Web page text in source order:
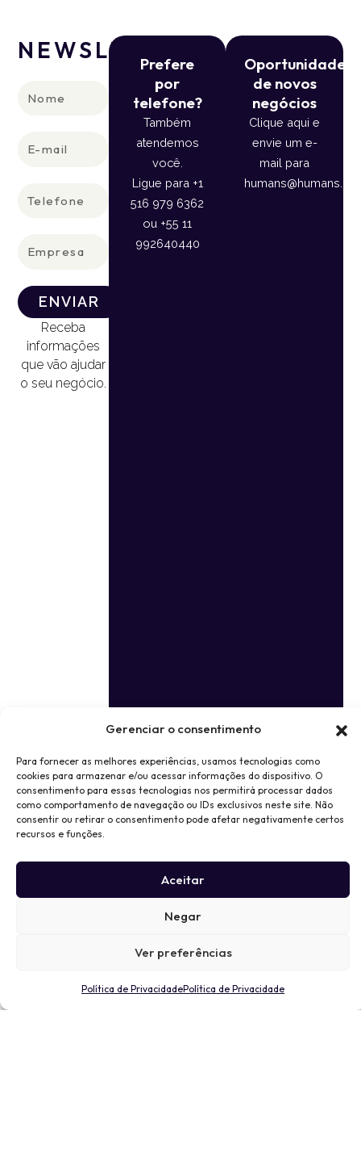
Gerenciar o consentimento
Para fornecer as melhores experiências, usamos tecnologias como
cookies para armazenar e/ou acessar informações do dispositivo. O
consentimento para essas tecnologias nos permitirá processar dados
como comportamento de navegação ou IDs exclusivos neste site. Não
consentir ou retirar o consentimento pode afetar negativamente certos
recursos e funções.
Aceitar
Negar
Ver preferências
Política de PrivacidadePolítica de Privacidade
NEWSLETTER
ENVIAR
Receba
informações
que vão ajudar
o seu negócio.
Prefere
por
telefone?
Também
atendemos
você.
Ligue para +1
516 979 6362
ou +55 11
992640440
Oportunidade
de novos
negócios
Clique aqui e
envie um e-
mail para